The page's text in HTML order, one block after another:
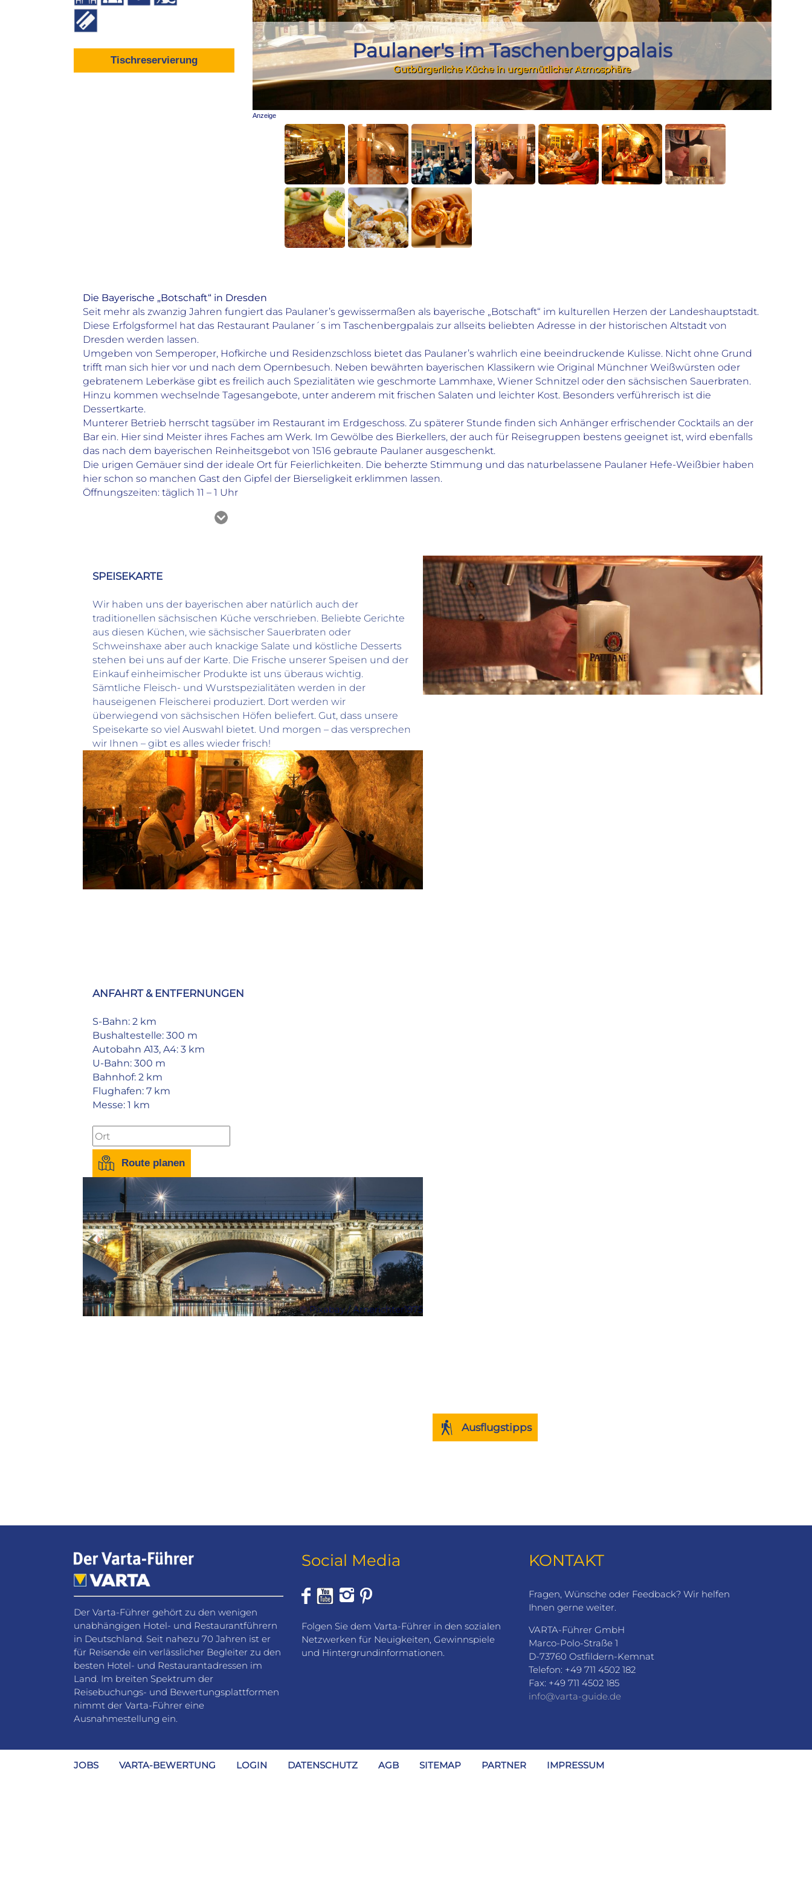
Tischreservierung Paulaner's im Taschenbergpalais
Gutbürgerliche Küche in urgemütlicher Atmosphäre
Anzeige
Die Bayerische „Botschaft“ in Dresden
Seit mehr als zwanzig Jahren fungiert das Paulaner’s gewissermaßen als bayerische „Botschaft“ im kulturellen Herzen der Landeshauptstadt.
Diese Erfolgsformel hat das Restaurant Paulaner´s im Taschenbergpalais zur allseits beliebten Adresse in der historischen Altstadt von
Dresden werden lassen.
Umgeben von Semperoper, Hofkirche und Residenzschloss bietet das Paulaner’s wahrlich eine beeindruckende Kulisse. Nicht ohne Grund
trifft man sich hier vor und nach dem Opernbesuch. Neben bewährten bayerischen Klassikern wie Original Münchner Weißwürsten oder
gebratenem Leberkäse gibt es freilich auch Spezialitäten wie geschmorte Lammhaxe, Wiener Schnitzel oder den sächsischen Sauerbraten.
Hinzu kommen wechselnde Tagesangebote, unter anderem mit frischen Salaten und leichter Kost. Besonders verführerisch ist die
Dessertkarte.
Munterer Betrieb herrscht tagsüber im Restaurant im Erdgeschoss. Zu späterer Stunde finden sich Anhänger erfrischender Cocktails an der
Bar ein. Hier sind Meister ihres Faches am Werk. Im Gewölbe des Bierkellers, der auch für Reisegruppen bestens geeignet ist, wird ebenfalls
das nach dem bayerischen Reinheitsgebot von 1516 gebraute Paulaner ausgeschenkt.
Die urigen Gemäuer sind der ideale Ort für Feierlichkeiten. Die beherzte Stimmung und das naturbelassene Paulaner Hefe-Weißbier haben
hier schon so manchen Gast den Gipfel der Bierseligkeit erklimmen lassen.
Öffnungszeiten: täglich 11 – 1 Uhr
Küche
Gutbürgerlich/Hausmannskost
International
Öffnungszeiten
Montag
11:00 – 23:45 Uhr
Dienstag
11:00 – 23:45 Uhr
Mittwoch
11:00 – 23:45 Uhr
Donnerstag
11:00 – 23:45 Uhr
Freitag
11:00 – 23:45 Uhr
Samstag
11:00 – 23:45 Uhr
Sonntag
11:00 – 23:45 Uhr
Feiertag
11:00 – 23:45 Uhr
Hauptgericht: 11-21 EUR
Zahlungsarten
EC
VISA
MASTERCARD
AMEX
JCB
Restaurantausstattung
Sitzplätze innen 80
Terrasse/Biergarten
WLAN verfügbar
Barrierefreier Zugang zum Restaurant
Kinderhochstühle
Tagen & Feiern
Anzahl Veranstaltungsräume 1
Veranstaltungsräume für max. 50 Pers.
SPEISEKARTE
Wir haben uns der bayerischen aber natürlich auch der
traditionellen sächsischen Küche verschrieben. Beliebte Gerichte
aus diesen Küchen, wie sächsischer Sauerbraten oder
Schweinshaxe aber auch knackige Salate und köstliche Desserts
stehen bei uns auf der Karte. Die Frische unserer Speisen und der
Einkauf einheimischer Produkte ist uns überaus wichtig.
Sämtliche Fleisch- und Wurstspezialitäten werden in der
hauseigenen Fleischerei produziert. Dort werden wir
überwiegend von sächsischen Höfen beliefert. Gut, dass unsere
Speisekarte so viel Auswahl bietet. Und morgen – das versprechen
wir Ihnen – gibt es alles wieder frisch!
ANFAHRT & ENTFERNUNGEN
S-Bahn: 2 km
Bushaltestelle: 300 m
Autobahn A13, A4: 3 km
U-Bahn: 300 m
Bahnhof: 2 km
Flughafen: 7 km
Messe: 1 km
Route planen
© Pixabay / Arnerichter1975
Ausflugstipps
Der Varta-Führer gehört zu den wenigen
unabhängigen Hotel- und Restaurantführern
in Deutschland. Seit nahezu 70 Jahren ist er
für Reisende ein verlässlicher Begleiter zu den
besten Hotel- und Restaurantadressen im
Land. Im breiten Spektrum der
Reisebuchungs- und Bewertungsplattformen
nimmt der Varta-Führer eine
Ausnahmestellung ein.
Social Media
Folgen Sie dem Varta-Führer in den sozialen
Netzwerken für Neuigkeiten, Gewinnspiele
und Hintergrundinformationen.
KONTAKT
Fragen, Wünsche oder Feedback? Wir helfen
Ihnen gerne weiter.
VARTA-Führer GmbH
Marco-Polo-Straße 1
D-73760 Ostfildern-Kemnat
Telefon: +49 711 4502 182
Fax: +49 711 4502 185
info@varta-guide.de
JOBS VARTA-BEWERTUNG LOGIN DATENSCHUTZ AGB SITEMAP PARTNER IMPRESSUM